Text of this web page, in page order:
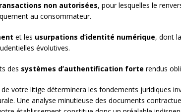
non autorisées, pour lesquelles le
au consommateur.
et les usurpations d’identité numérique, dont
évolutives.
des systèmes d’authentification forte rendus
votre litige déterminera les fondements juridiques
Une analyse minutieuse des documents